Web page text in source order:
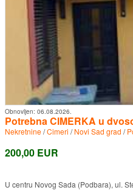
Obnovljen: 06.08.2026.
Potrebna CIMERKA u
Nekretnine/Cimeri /Novi Sad grad /
200,00 EUR
U centru Novog Sada (Podbara), ul.